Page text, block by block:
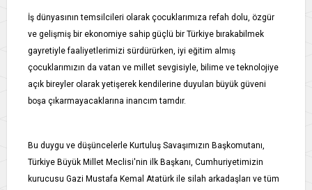
İş dünyasının temsilcileri olarak çocuklarımıza refah dolu, özgür
ve gelişmiş bir ekonomiye sahip güçlü bir Türkiye bırakabilmek
gayretiyle faaliyetlerimizi sürdürürken, iyi eğitim almış
çocuklarımızın da vatan ve millet sevgisiyle, bilime ve teknolojiye
açık bireyler olarak yetişerek kendilerine duyulan büyük güveni
boşa çıkarmayacaklarına inancım tamdır.
Bu duygu ve düşüncelerle Kurtuluş Savaşımızın Başkomutanı,
Türkiye Büyük Millet Meclisi'nin ilk Başkanı, Cumhuriyetimizin
kurucusu Gazi Mustafa Kemal Atatürk ile silah arkadaşları ve tüm